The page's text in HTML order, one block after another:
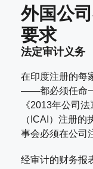
外国公
要求
法定审计义务
在印度注册的每
——都必须任命
《2013年公司
（ICAI）注册
事会必须在公司
经审计的财务报